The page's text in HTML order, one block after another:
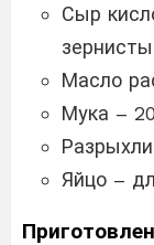
Сыр
Масло
Мука –
Яйцо –